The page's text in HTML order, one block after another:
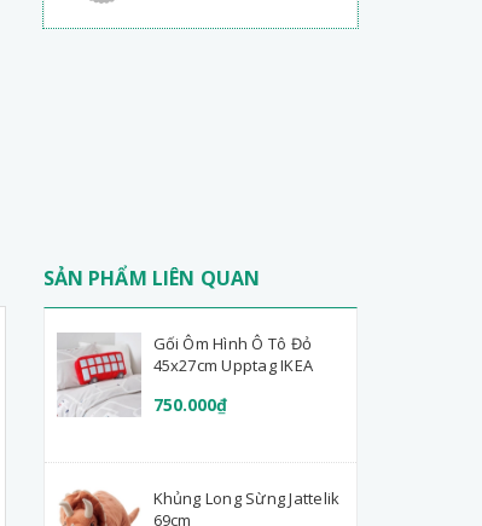
SẢN PHẨM LIÊN QUAN
Gối Ôm Hình Ô Tô Đỏ
45x27cm Upptag IKEA
750.000₫
Khủng Long Sừng Jattelik
69cm